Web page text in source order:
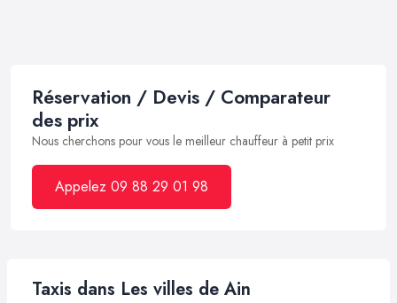
Réservation / Devis / Comparateur
des prix
Nous cherchons pour vous le meilleur chauffeur à petit prix
Appelez 09 88 29 01 98
Taxis dans Les villes de Ain